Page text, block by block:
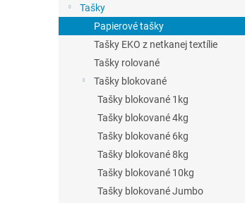
Tašky
Papierové tašky
Tašky EKO z netkanej textílie
Tašky rolované
Tašky blokované
Tašky blokované 1kg
Tašky blokované 4kg
Tašky blokované 6kg
Tašky blokované 8kg
Tašky blokované 10kg
Tašky blokované Jumbo